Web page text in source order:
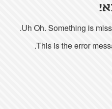
Uh Oh. Something is
This is the error